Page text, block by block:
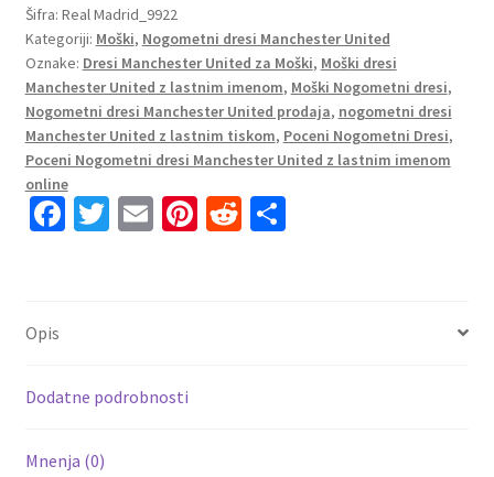
Manchester
United
Tretji
2023-
24
tisk
MAGUIRE
5
količina
Šifra: Real Madrid_9922
Kategoriji: Moški, Nogometni dresi Manchester United
Oznake: Dresi Manchester United za Moški, Moški dresi
Manchester United z lastnim imenom, Moški Nogometni dresi,
Nogometni dresi Manchester United prodaja, nogometni dresi
Manchester United z lastnim tiskom, Poceni Nogometni Dresi,
Poceni Nogometni dresi Manchester United z lastnim imenom
online
Fa
k
T E Pi R S
Opis
Dodatne podrobnosti
Mnenja (0)